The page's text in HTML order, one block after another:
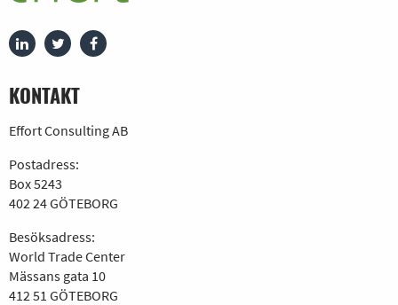
KONTAKT
Effort Consulting AB
Postadress:
Box 5243
402 24 GÖTEBORG
Besöksadress:
World Trade Center
Mässans gata 10
412 51 GÖTEBORG